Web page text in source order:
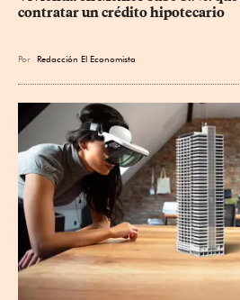
contratar un crédito hipotecario
Por Redacción El Economista